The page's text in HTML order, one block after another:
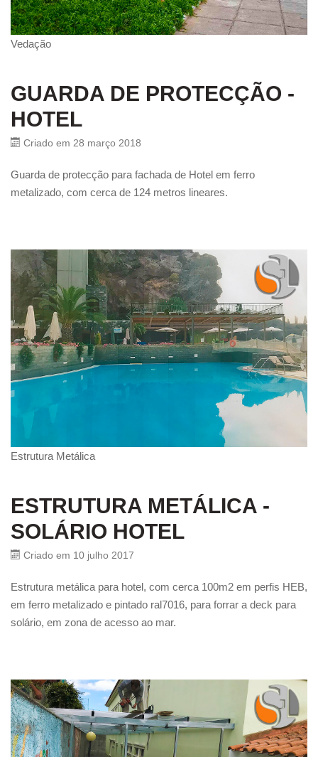
Vedação
GUARDA DE PROTECÇÃO -
HOTEL
Criado em 28 março 2018
Guarda de protecção para fachada de Hotel em ferro
metalizado, com cerca de 124 metros lineares.
Estrutura Metálica
ESTRUTURA METÁLICA -
SOLÁRIO HOTEL
Criado em 10 julho 2017
Estrutura metálica para hotel, com cerca 100m2 em perfis HEB,
em ferro metalizado e pintado ral7016, para forrar a deck para
solário, em zona de acesso ao mar.